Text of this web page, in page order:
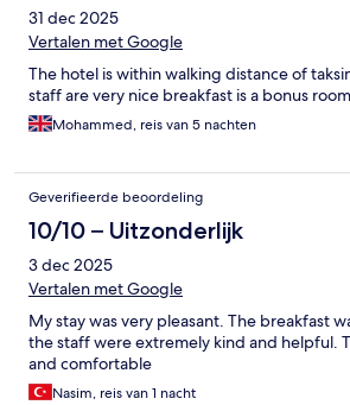
31 dec 2025
Vertalen met Google
The hotel is within walking distance of
staff are very nice breakfast is a bonus
Mohammed, reis van 5 nachten
Geverifieerde beoordeling
10/10 – Uitzonderlijk
3 dec 2025
Vertalen met Google
My stay was very pleasant. The breakfast
the staff were extremely kind and helpful.
and comfortable
Nasim, reis van 1 nacht